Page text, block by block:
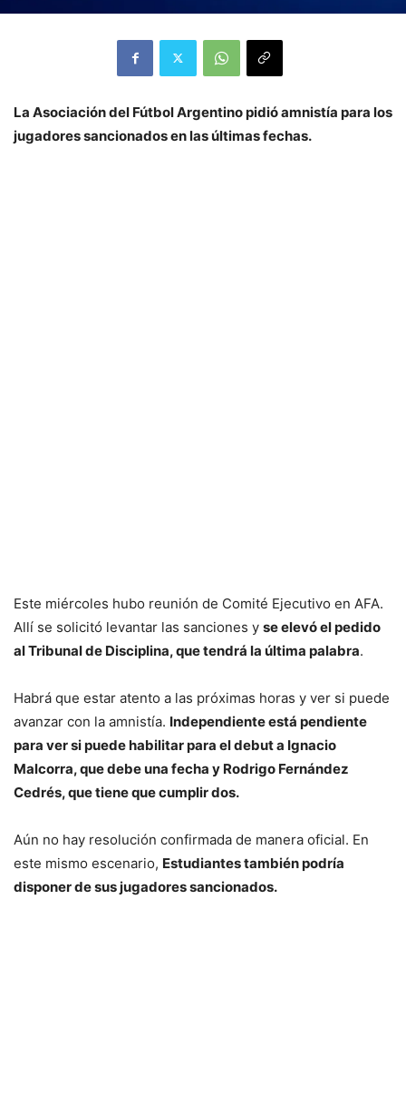
La Asociación del Fútbol Argentino pidió amnistía para los
jugadores sancionados en las últimas fechas.
Este miércoles hubo reunión de Comité Ejecutivo en AFA.
Allí se solicitó levantar las sanciones y se elevó el pedido
al Tribunal de Disciplina, que tendrá la última palabra.
Habrá que estar atento a las próximas horas y ver si puede
avanzar con la amnistía. Independiente está pendiente
para ver si puede habilitar para el debut a Ignacio
Malcorra, que debe una fecha y Rodrigo Fernández
Cedrés, que tiene que cumplir dos.
Aún no hay resolución confirmada de manera oficial. En
este mismo escenario, Estudiantes también podría
disponer de sus jugadores sancionados.